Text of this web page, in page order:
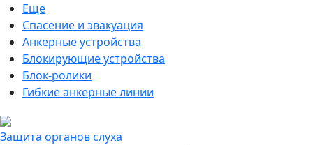
Еще
Спасение и эвакуация
Анкерные устройства
Блокирующие устройства
Блок-ролики
Гибкие анкерные линии
Защита органов слуха